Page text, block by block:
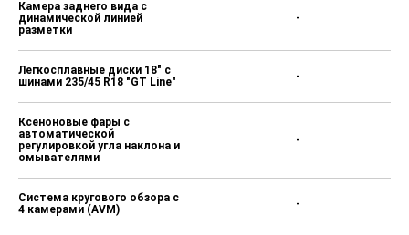
Камера заднего вида с
динамической линией
разметки
Легкосплавные диски 18" с
шинами 235/45 R18 "GT Line"
Ксеноновые фары с
автоматической
регулировкой угла наклона и
омывателями
Система кругового обзора с
4 камерами (AVM)
-
-
-
-